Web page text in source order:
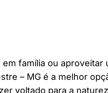
família ou aproveitar
– MG é a melhor
voltado para a